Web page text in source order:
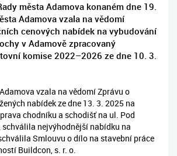
města Adamova konaném dne 19.
Adamova vzala na vědomí
cenových nabídek na vybudování
v Adamově zpracovaný
komise 2022–2026 ze dne 10. 3.
vzala na vědomí Zprávu o
nabídek ze dne 13. 3. 2025 na
chodníku a schodišť na ul. Pod
schválila nejvýhodnější nabídku na
Smlouvu o dílo na stavební práce
Buildcon, s. r. o.